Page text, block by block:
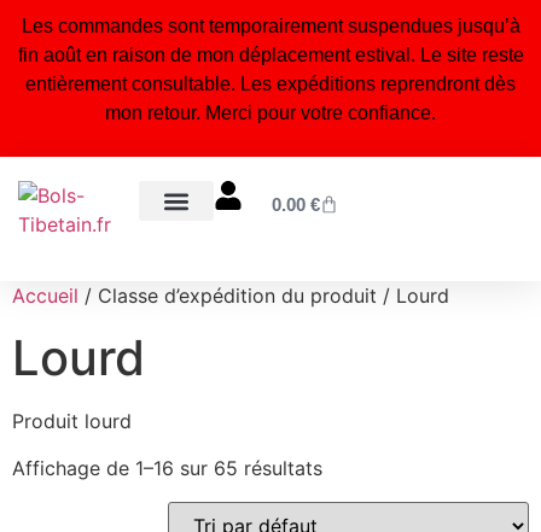
Les commandes sont temporairement suspendues jusqu’à
fin août en raison de mon déplacement estival. Le site reste
entièrement consultable. Les expéditions reprendront dès
mon retour. Merci pour votre confiance.
0.00 €
Accueil / Classe d’expédition du produit / Lourd
Lourd
Produit lourd
Affichage de 1–16 sur 65 résultats